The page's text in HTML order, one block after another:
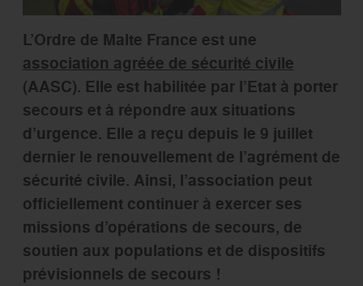
L’Ordre de Malte France est une
association agréée de sécurité civile
(AASC). Elle est habilitée par l’Etat à porter
secours et à répondre aux situations
d’urgence. Elle a reçu depuis le 9 juillet
dernier le renouvellement de l’agrément de
sécurité civile. Ainsi, l’association peut
officiellement continuer à exercer ses
missions d’opérations de secours, de
soutien aux populations et de dispositifs
prévisionnels de secours !